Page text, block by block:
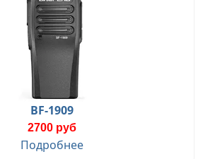
BF-1909
2700 руб
Подробнее